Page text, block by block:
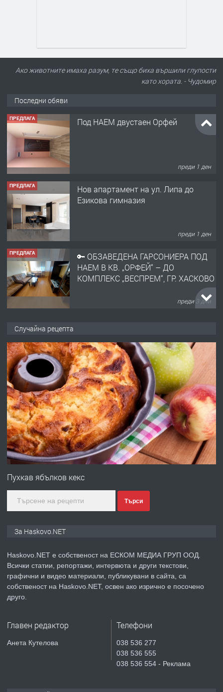
Ако животните имаха разум, те също биха вършили глупости
като хората. - Чудомир
Последни обяви
ПРЕДЛАГА Под НАЕМ двустаен Орфей
преди 1 ден
ПРЕДЛАГА
Нов апартамент на ул. Липа до
Езикова гимназия
преди 1 ден
ПРЕДЛАГА
🔑 ОБЗАВЕДЕНА ГАРСОНИЕРА ПОД
НАЕМ В КВ. „ОРФЕЙ“ – ДО
КОМПЛЕКС „ВЕСПРЕМ“, ГР. ХАСКОВО
преди 3 дни
АПАРТАМЕНТ В ЦЕНТЪРА НА ГР.
ХАСКОВО
преди 4 дни
ПРЕДЛАГА Давам гараж под наем
преди 4 дни
ПРЕДЛАГА
№4120 Магазин/Офис под наем в кв.
градската градина!
преди 4 дни
ПРЕДЛАГА
Продавам парцел в гр. Хасково кв.
СГЛОБЯВАНЕ НА МЕБЕЛИ.
Случайна рецепта
Пухкав ябълков кекс
Търси
За Haskovo.NET
Haskovo.NET е собственост на ЕСКОМ МЕДИА ГРУП ООД.
Всички статии, репортажи, интервюта и други текстови,
графични и видео материали, публикувани в сайта, са
собственост на Haskovo.NET, освен ако изрично е посочено
друго.
Главен редактор
Анета Кутелова
Телефони
038 536 277
038 536 555
038 536 554 - Реклама